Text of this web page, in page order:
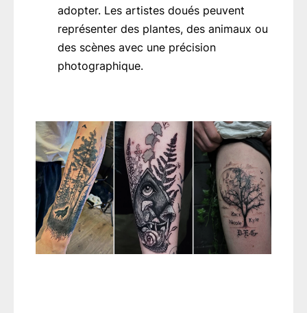
adopter. Les artistes doués peuvent
représenter des plantes, des animaux ou
des scènes avec une précision
photographique.